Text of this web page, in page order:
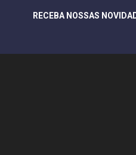
RECEBA NOSSAS